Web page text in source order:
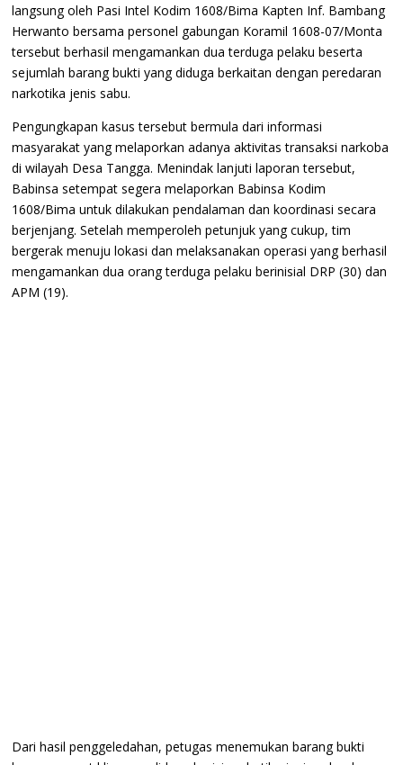
langsung oleh Pasi Intel Kodim 1608/Bima Kapten Inf. Bambang
Herwanto bersama personel gabungan Koramil 1608-07/Monta
tersebut berhasil mengamankan dua terduga pelaku beserta
sejumlah barang bukti yang diduga berkaitan dengan peredaran
narkotika jenis sabu.
Pengungkapan kasus tersebut bermula dari informasi
masyarakat yang melaporkan adanya aktivitas transaksi narkoba
di wilayah Desa Tangga. Menindak lanjuti laporan tersebut,
Babinsa setempat segera melaporkan Babinsa Kodim
1608/Bima untuk dilakukan pendalaman dan koordinasi secara
berjenjang. Setelah memperoleh petunjuk yang cukup, tim
bergerak menuju lokasi dan melaksanakan operasi yang berhasil
mengamankan dua orang terduga pelaku berinisial DRP (30) dan
APM (19).
Dari hasil penggeledahan, petugas menemukan barang bukti